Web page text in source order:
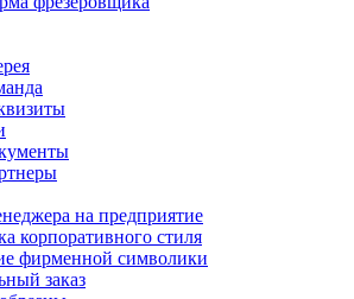
на предприятие
корпоративного стиля
фирменной символики
заказ